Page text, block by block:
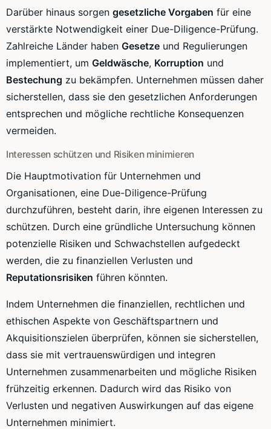
Darüber hinaus sorgen gesetzliche Vorgaben für eine
verstärkte Notwendigkeit einer Due-Diligence-Prüfung.
Zahlreiche Länder haben Gesetze und Regulierungen
implementiert, um Geldwäsche, Korruption und
Bestechung zu bekämpfen. Unternehmen müssen daher
sicherstellen, dass sie den gesetzlichen Anforderungen
entsprechen und mögliche rechtliche Konsequenzen
vermeiden.
Interessen schützen und Risiken minimieren
Die Hauptmotivation für Unternehmen und
Organisationen, eine Due-Diligence-Prüfung
durchzuführen, besteht darin, ihre eigenen Interessen zu
schützen. Durch eine gründliche Untersuchung können
potenzielle Risiken und Schwachstellen aufgedeckt
werden, die zu finanziellen Verlusten und
Reputationsrisiken führen könnten.
Indem Unternehmen die finanziellen, rechtlichen und
ethischen Aspekte von Geschäftspartnern und
Akquisitionszielen überprüfen, können sie sicherstellen,
dass sie mit vertrauenswürdigen und integren
Unternehmen zusammenarbeiten und mögliche Risiken
frühzeitig erkennen. Dadurch wird das Risiko von
Verlusten und negativen Auswirkungen auf das eigene
Unternehmen minimiert.